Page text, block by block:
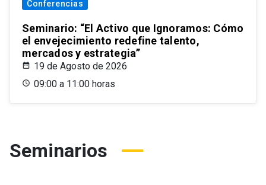
Conferencias
Seminario: “El Activo que Ignoramos: Cómo
el envejecimiento redefine talento,
mercados y estrategia”
19 de Agosto de 2026
09:00 a 11:00 horas
Seminarios